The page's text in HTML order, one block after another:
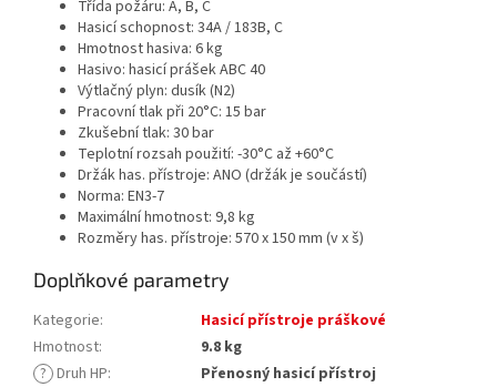
Třída požáru: A, B, C
Hasicí schopnost: 34A / 183B, C
Hmotnost hasiva: 6 kg
Hasivo: hasicí prášek ABC 40
Výtlačný plyn: dusík (N2)
Pracovní tlak při 20°C: 15 bar
Zkušební tlak: 30 bar
Teplotní rozsah použití: -30°C až +60°C
Držák has. přístroje: ANO (držák je součástí)
Norma: EN3-7
Maximální hmotnost: 9,8 kg
Rozměry has. přístroje: 570 x 150 mm (v x š)
Doplňkové parametry
Kategorie:
Hasicí přístroje práškové
Hmotnost:
9.8 kg
? Druh HP:
Přenosný hasicí přístroj